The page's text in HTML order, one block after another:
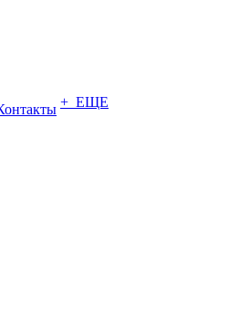
+ ЕЩЕ